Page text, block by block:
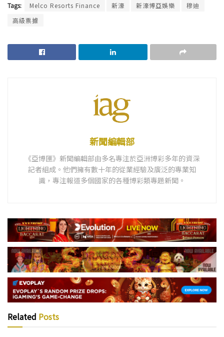
Tags: Melco Resorts Finance 新濠 新濠博亞娛樂
穆迪
高級票據
新聞編輯部
《亞博匯》新聞編輯部由多名專注於亞洲博彩多年的資深
記者組成。他們擁有數十年的從業經驗及廣泛的專業知
識，專注報道多個國家的各種博彩類專題新聞。
Related Posts